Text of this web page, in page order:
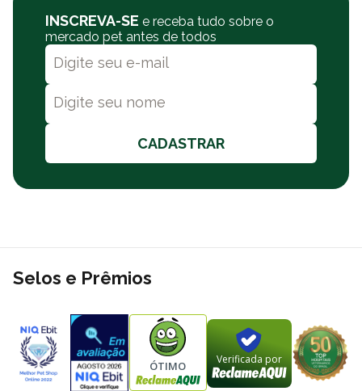
INSCREVA-SE e receba tudo sobre o
mercado pet antes de todos
CADASTRAR
Selos e Prêmios
ÓTIMO Verificada por